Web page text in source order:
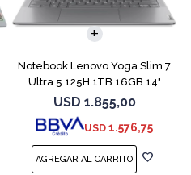
Notebook Lenovo Yoga Slim 7
Ultra 5 125H 1TB 16GB 14"
Gray
USD 1.855,00
USD 1.576,75
COMPARAR